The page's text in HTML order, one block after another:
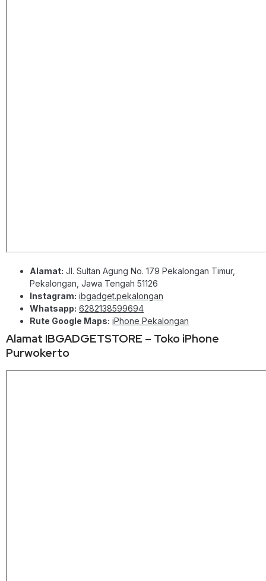
Alamat: Jl. Sultan Agung No. 179 Pekalongan Timur,
Pekalongan, Jawa Tengah 51126
Instagram: ibgadget.pekalongan
Whatsapp: 6282138599694
Rute Google Maps: iPhone Pekalongan
Alamat IBGADGETSTORE – Toko iPhone
Purwokerto